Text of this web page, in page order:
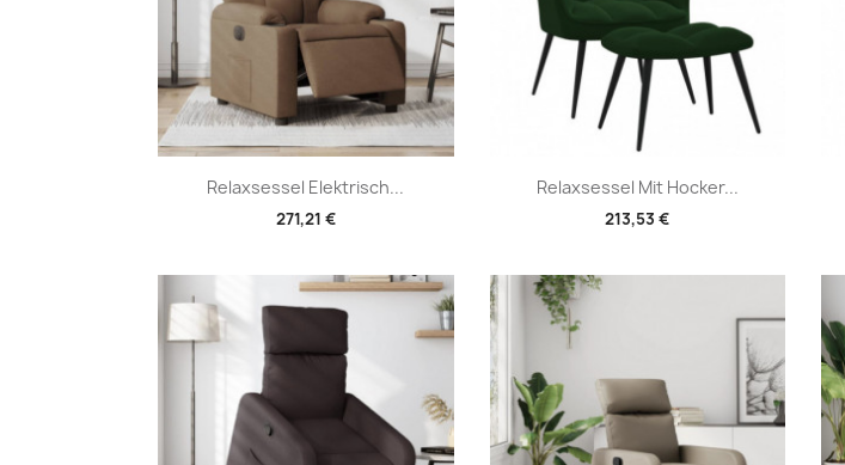
Relaxsessel Elektrisch...
271,21 €
Vorschau Relaxsessel Mit Hocker...
213,53 €
Vorschau